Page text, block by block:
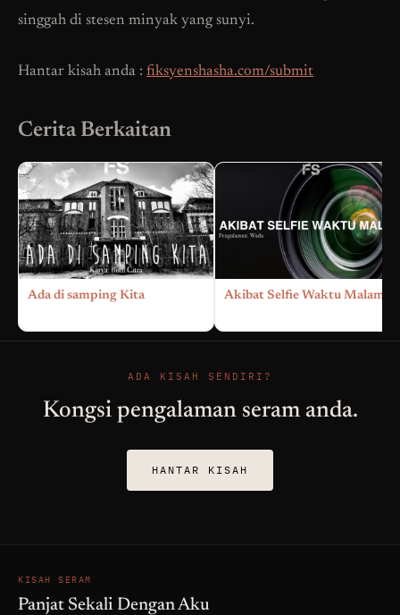
singgah di stesen minyak yang sunyi.
Hantar kisah anda : fiksyenshasha.com/submit
Cerita Berkaitan
Ada di samping Kita Akibat Selfie Waktu Malam
ADA KISAH SENDIRI?
Kongsi pengalaman seram anda.
HANTAR KISAH
KISAH SERAM
Panjat Sekali Dengan Aku